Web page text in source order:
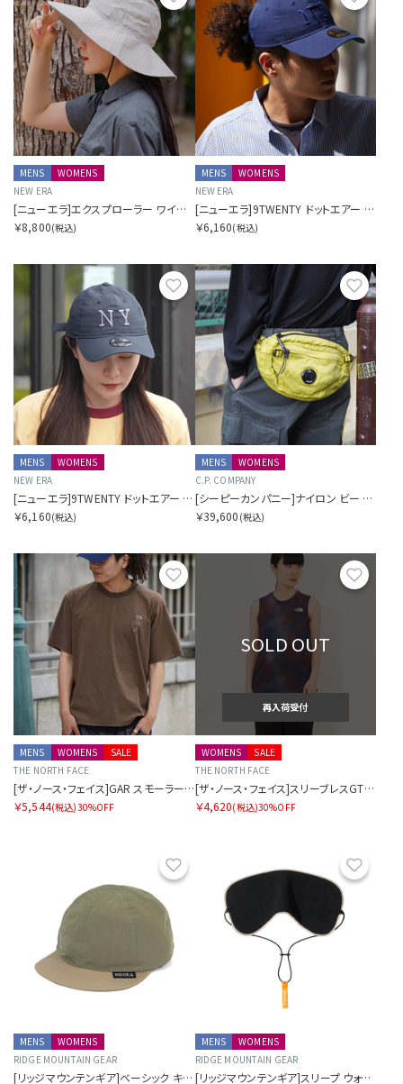
MENS
WOMENS
NEW ERA
[ニューエラ]エクスプローラー ワイドブリム ドットエアー SORA別注 ベージュ
￥8,800(税込)
MENS
WOMENS
NEW ERA
[ニューエラ]9TWENTY ドットエアー SORA別注 ロングバイザー ネイビー
￥6,160(税込)
お気に入り
MENS
WOMENS
NEW ERA
[ニューエラ]9TWENTY ドットエアー SORA別注 ロングバイザー ブラック
￥6,160(税込)
お気
MENS
WOMENS
C.P. COMPANY
[シーピーカンパニー]ナイロン ビー ウエストバッグ
￥39,600 (税込)
お気に入り
SALE
MENS
WOMENS
THE NORTH FACE
[ザ・ノース・フェイス]GAR スモーラータイポグラフィックショートスリーブティー
￥5,544(税込)30%OFF
SOLD OUT
再入荷受付
SALE
WOMENS
THE NORTH FACE
[ザ・ノース・フェイス]スリーブレスGTDメランジクルー
￥4,620(税込)30%OFF
お気に入り
MENS
WOMENS
RIDGE MOUNTAIN GEAR
[リッジマウンテンギア]ベーシック キャップ バイカラー
MENS
WOMENS
RIDGE MOUNTAIN GEAR
[リッジマウンテンギア]スリープ ウォーム